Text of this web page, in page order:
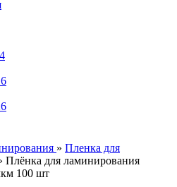
» Пленка для
Плёнка для ламинирования
100 шт